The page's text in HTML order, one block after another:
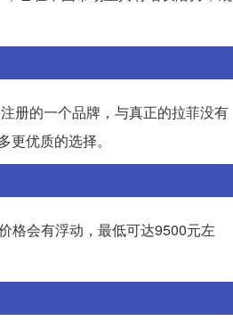
册的一个品牌，与真正的拉菲没有
优质的选择。
格会有浮动，最低可达9500元左